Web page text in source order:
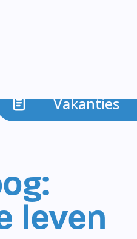
Vakanties
leven